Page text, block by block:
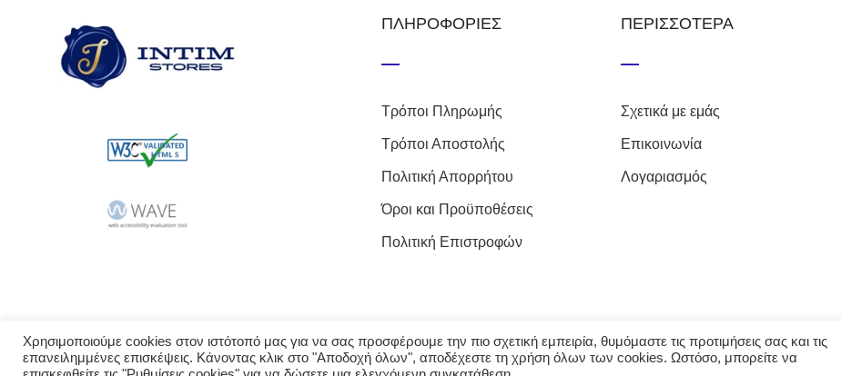
ΠΛΗΡΟΦΟΡΙΕΣ
Τρόποι Πληρωμής
Τρόποι Αποστολής
Πολιτική Απορρήτου
Όροι και Προϋποθέσεις
Πολιτική Επιστροφών
ΠΕΡΙΣΣΟΤΕΡΑ
Σχετικά με εμάς
Επικοινωνία
Λογαριασμός
Χρησιμοποιούμε cookies στον ιστότοπό μας για να σας προσφέρουμε την πιο σχετική εμπειρία, θυμόμαστε τις προτιμήσεις σας και τις
επανειλημμένες επισκέψεις. Κάνοντας κλικ στο "Αποδοχή όλων", αποδέχεστε τη χρήση όλων των cookies. Ωστόσο, μπορείτε να